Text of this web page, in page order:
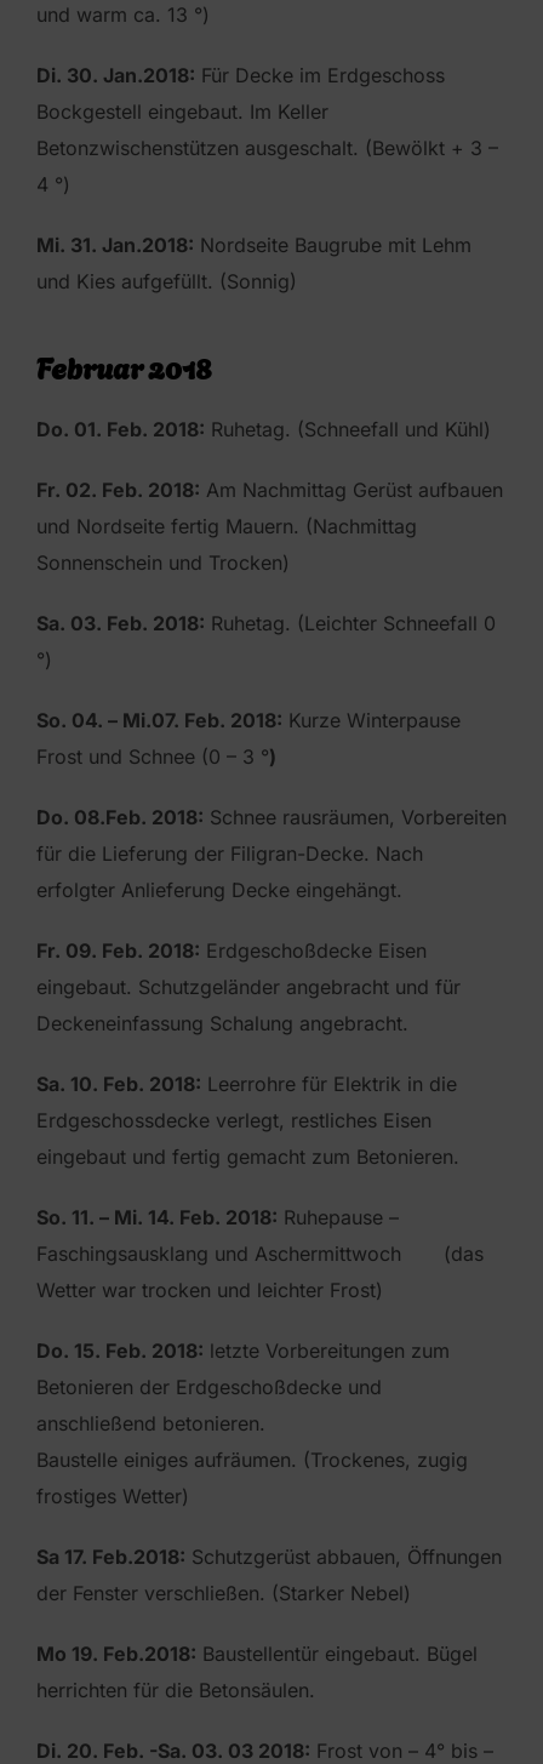
und warm ca. 13 °)
Di. 30. Jan.2018: Für Decke im Erdgeschoss
Bockgestell eingebaut. Im Keller
Betonzwischenstützen ausgeschalt. (Bewölkt + 3 –
4 °)
Mi. 31. Jan.2018: Nordseite Baugrube mit Lehm
und Kies aufgefüllt. (Sonnig)
Februar 2018
Do. 01. Feb. 2018: Ruhetag. (Schneefall und Kühl)
Fr. 02. Feb. 2018: Am Nachmittag Gerüst aufbauen
und Nordseite fertig Mauern. (Nachmittag
Sonnenschein und Trocken)
Sa. 03. Feb. 2018: Ruhetag. (Leichter Schneefall 0
°)
So. 04. – Mi.07. Feb. 2018: Kurze Winterpause
Frost und Schnee (0 – 3 °)
Do. 08.Feb. 2018: Schnee rausräumen, Vorbereiten
für die Lieferung der Filigran-Decke. Nach
erfolgter Anlieferung Decke eingehängt.
Fr. 09. Feb. 2018: Erdgeschoßdecke Eisen
eingebaut. Schutzgeländer angebracht und für
Deckeneinfassung Schalung angebracht.
Sa. 10. Feb. 2018: Leerrohre für Elektrik in die
Erdgeschossdecke verlegt, restliches Eisen
eingebaut und fertig gemacht zum Betonieren.
So. 11. – Mi. 14. Feb. 2018: Ruhepause –
Faschingsausklang und Aschermittwoch (das
Wetter war trocken und leichter Frost)
Do. 15. Feb. 2018: letzte Vorbereitungen zum
Betonieren der Erdgeschoßdecke und
anschließend betonieren.
Baustelle einiges aufräumen. (Trockenes, zugig
frostiges Wetter)
Sa 17. Feb.2018: Schutzgerüst abbauen, Öffnungen
der Fenster verschließen. (Starker Nebel)
Mo 19. Feb.2018: Baustellentür eingebaut. Bügel
herrichten für die Betonsäulen.
Di. 20. Feb. -Sa. 03. 03 2018: Frost von – 4° bis –